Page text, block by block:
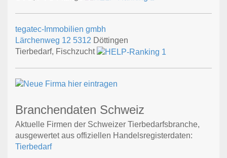
tegatec-Immobilien gmbh
Lärchenweg 12 5312 Döttingen
Tierbedarf, Fischzucht
Branchendaten Schweiz
Aktuelle Firmen der Schweizer Tierbedarfsbranche,
ausgewertet aus offiziellen Handelsregisterdaten:
Tierbedarf